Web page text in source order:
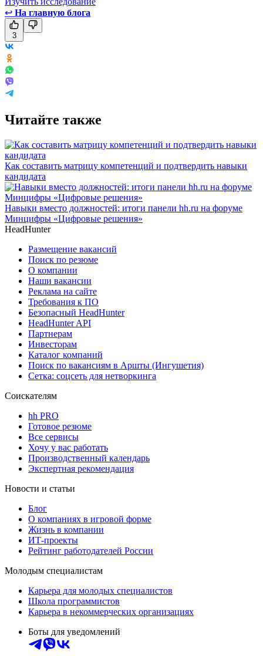
↩ На главную блога
3
Читайте также
Как составить матрицу компетенций и подтвердить навыки
кандидата
Навыки вместо должностей: итоги панели hh.ru на форуме
Минцифры «Цифровые решения»
HeadHunter
Размещение вакансий
Поиск по резюме
О компании
Наши вакансии
Реклама на сайте
Требования к ПО
Безопасный HeadHunter
HeadHunter API
Партнерам
Инвесторам
Каталог компаний
Поиск по вакансиям в Аршты (Ингушетия)
Сетка: соцсеть для нетворкинга
Соискателям
hh PRO
Готовое резюме
Все сервисы
Хочу у вас работать
Производственный календарь
Экспертная рекомендация
Новости и статьи
Блог
О компаниях в игровой форме
Жизнь в компании
ИТ-проекты
Рейтинг работодателей России
Молодым специалистам
Карьера для молодых специалистов
Школа программистов
Карьера в некоммерческих организациях
Боты для уведомлений